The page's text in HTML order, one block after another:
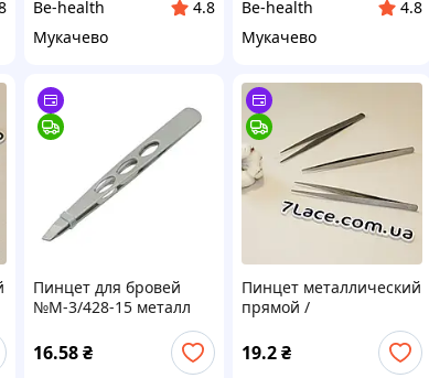
Be-health
4.8
Мукачево
Be-health
4.8
Мукачево
Пинцет для бровей
№M-3/428-15 металл
металлический пинцет
для бровей
16.58₴
Пинцет металлический
прямой /
металлический / длина
15 см / Заказ от 1 шт
19.2 ₴